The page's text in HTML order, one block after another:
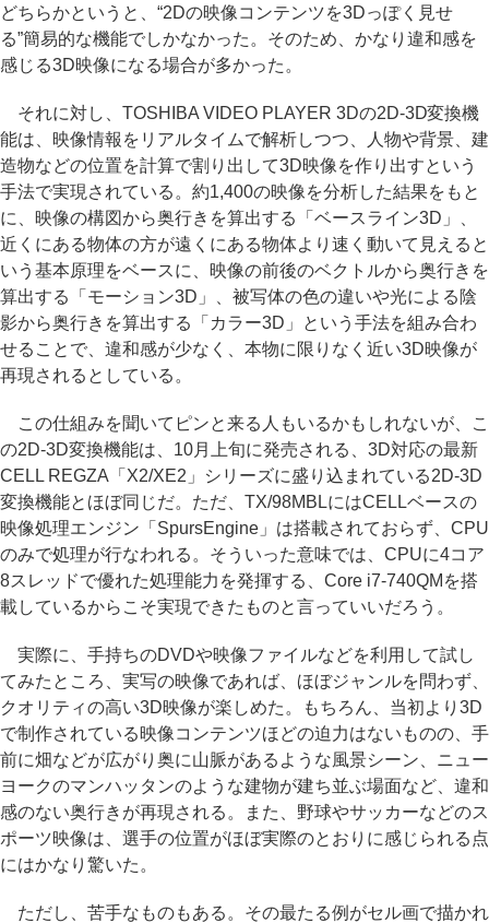
どちらかというと、“2Dの映像コンテンツを3Dっぽく見せ
る”簡易的な機能でしかなかった。そのため、かなり違和感を
感じる3D映像になる場合が多かった。
それに対し、TOSHIBA VIDEO PLAYER 3Dの2D-3D変換機
能は、映像情報をリアルタイムで解析しつつ、人物や背景、建
造物などの位置を計算で割り出して3D映像を作り出すという
手法で実現されている。約1,400の映像を分析した結果をもと
に、映像の構図から奥行きを算出する「ベースライン3D」、
近くにある物体の方が遠くにある物体より速く動いて見えると
いう基本原理をベースに、映像の前後のベクトルから奥行きを
算出する「モーション3D」、被写体の色の違いや光による陰
影から奥行きを算出する「カラー3D」という手法を組み合わ
せることで、違和感が少なく、本物に限りなく近い3D映像が
再現されるとしている。
この仕組みを聞いてピンと来る人もいるかもしれないが、こ
の2D-3D変換機能は、10月上旬に発売される、3D対応の最新
CELL REGZA「X2/XE2」シリーズに盛り込まれている2D-3D
変換機能とほぼ同じだ。ただ、TX/98MBLにはCELLベースの
映像処理エンジン「SpursEngine」は搭載されておらず、CPU
のみで処理が行なわれる。そういった意味では、CPUに4コア
8スレッドで優れた処理能力を発揮する、Core i7-740QMを搭
載しているからこそ実現できたものと言っていいだろう。
実際に、手持ちのDVDや映像ファイルなどを利用して試し
てみたところ、実写の映像であれば、ほぼジャンルを問わず、
クオリティの高い3D映像が楽しめた。もちろん、当初より3D
で制作されている映像コンテンツほどの迫力はないものの、手
前に畑などが広がり奥に山脈があるような風景シーン、ニュー
ヨークのマンハッタンのような建物が建ち並ぶ場面など、違和
感のない奥行きが再現される。また、野球やサッカーなどのス
ポーツ映像は、選手の位置がほぼ実際のとおりに感じられる点
にはかなり驚いた。
ただし、苦手なものもある。その最たる例がセル画で描かれ